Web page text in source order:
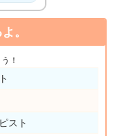
。
！
スト